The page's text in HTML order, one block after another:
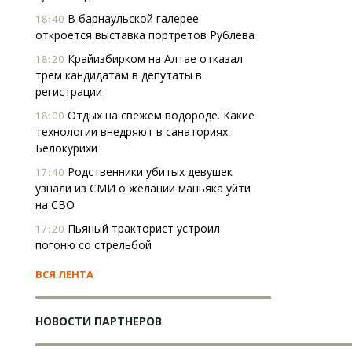
18:40 В барнаульской галерее
откроется выставка портретов Рублева
18:20 Крайизбирком на Алтае отказал
трем кандидатам в депутаты в
регистрации
18:00 Отдых на свежем водороде. Какие
технологии внедряют в санаториях
Белокурихи
17:40 Родственники убитых девушек
узнали из СМИ о желании маньяка уйти
на СВО
17:20 Пьяный тракторист устроил
погоню со стрельбой
ВСЯ ЛЕНТА
НОВОСТИ ПАРТНЕРОВ